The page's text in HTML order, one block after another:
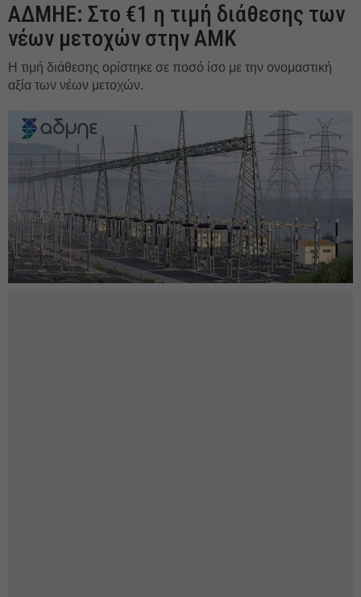
ΑΔΜΗΕ: Στο €1 η τιμή διάθεσης των
νέων μετοχών στην ΑΜΚ
Η τιμή διάθεσης ορίστηκε σε ποσό ίσο με την ονομαστική
αξία των νέων μετοχών.